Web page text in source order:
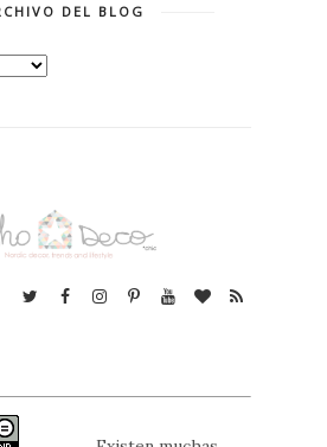
DEL BLOG